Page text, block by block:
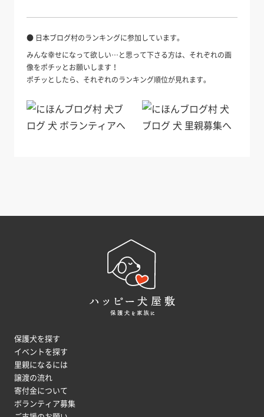
● 日本ブログ村のランキングに参加しています。
みんな幸せになって欲しい…と思って下さる方は、それぞれの画
像をポチッとお願いします！
ポチッとしたら、それぞれのランキング順位が見れます。
保護犬を探す
イベントを探す
里親になるには
譲渡の流れ
寄付金について
ボランティア募集